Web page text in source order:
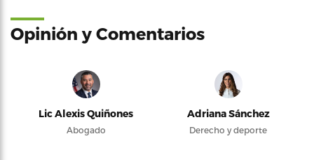
Opinión y Comentarios
Lic Alexis Quiñones
Abogado
Adriana Sánchez
Derecho y deporte